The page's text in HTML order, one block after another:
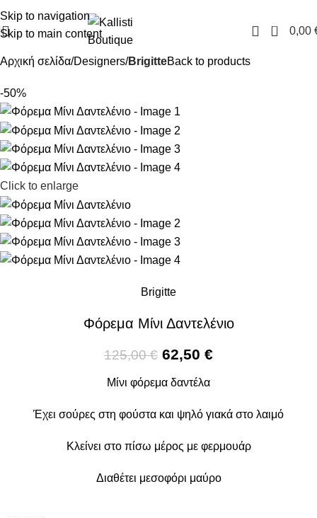
Skip to navigation
Skip to main content
0 0,00
Αρχική σελίδα Designers BrigitteBack to products
-50%
Click to enlarge
Brigitte
Φόρεμα Μίνι Δαντελένιο
125,00€ 62,50 €
Μίνι φόρεμα δαντέλα
Έχει σούρες στη φούστα και ψηλό γιακά στο λαιμό
Κλείνει στο πίσω μέρος με φερμουάρ
Διαθέτει μεσοφόρι μαύρο